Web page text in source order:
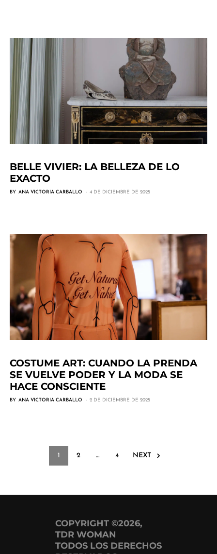
BELLE VIVIER: LA BELLEZA DE LO
EXACTO
BY ANA VICTORIA CARBALLO 4 DE DICIEMBRE DE 2025
COSTUME ART: CUANDO LA PRENDA
SE VUELVE PODER Y LA MODA SE
HACE CONSCIENTE
BY ANA VICTORIA CARBALLO 2 DE DICIEMBRE DE 2025
1 2 … 4 NEXT
COPYRIGHT ©2026,
TDR WOMAN
TODOS LOS DERECHOS